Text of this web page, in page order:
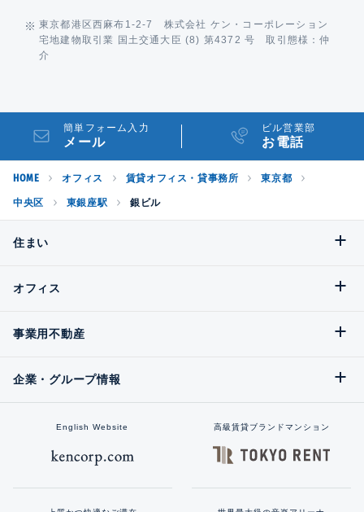
東京都港区西麻布1-2-7 株式会社 ケン・コーポレーション
宅地建物取引業 国土交通大臣 (8) 第4372 号 取引態様：仲
介
簡単フォーム入力
メール
ビル営業部
お電話
HOME オフィス 賃貸オフィス・貸事務所 東京都
中央区 東銀座駅 銀ビル
住まい
オフィス
事業用不動産
企業・グループ情報
English Website 高級賃貸ブランドマンション